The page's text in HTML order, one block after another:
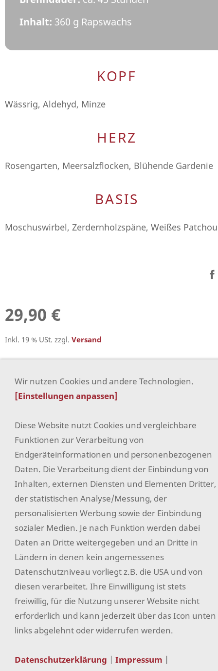
Inhalt: 360 g Rapswachs
KOPF
Wässrig, Aldehyd, Minze
HERZ
Rosengarten, Meersalzflocken, Blühende Gardenie
BASIS
Moschuswirbel, Zerdernholzspäne, Weißes
29,90 €
Inkl. 19 % USt. zzgl. Versand
In den Warenkorb
Für später merken
Filz
AGB
Datenschutz
Hilfe
Versand & Zahlung
Sitemap
Widerrufsformular
Facebook
Erklärung zur Barrierefreiheit
Wir nutzen Cookies und andere Technologien.
[Einstellungen anpassen]
Diese Website nutzt Cookies und vergleichbare
Funktionen zur Verarbeitung von
Endgeräteinformationen und personenbezogenen
Daten. Die Verarbeitung dient der Einbindung von
Inhalten, externen Diensten und Elementen Dritter,
der statistischen Analyse/Messung, der
personalisierten Werbung sowie der Einbindung
sozialer Medien. Je nach Funktion werden dabei
Daten an Dritte weitergegeben und an Dritte in
Ländern in denen kein angemessenes
Datenschutzniveau vorliegt z.B. die USA und von
diesen verarbeitet. Ihre Einwilligung ist stets
freiwillig, für die Nutzung unserer Website nicht
erforderlich und kann jederzeit über das Icon unten
links abgelehnt oder widerrufen werden.
Datenschutzerklärung | Impressum |